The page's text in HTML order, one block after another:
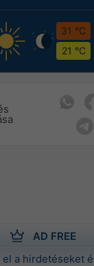
31 °C
21 °C
AD FREE
el a hirdetéseket